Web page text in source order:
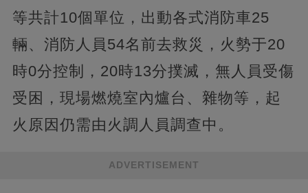
等共計10個單位，出動各式消防車25
輛、消防人員54名前去救災，火勢于20
時0分控制，20時13分撲滅，無人員受傷
受困，現場燃燒室內爐台、雜物等，起
火原因仍需由火調人員調查中。
ADVERTISEMENT